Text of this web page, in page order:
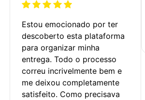
Estou emocionado por ter
descoberto esta plataforma
para organizar minha
entrega. Todo o processo
correu incrivelmente bem e
me deixou completamente
satisfeito. Como precisava